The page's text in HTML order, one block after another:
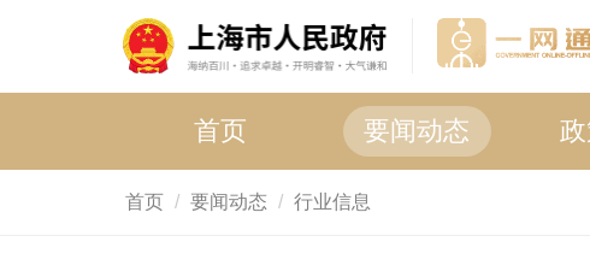
首页 要闻动态
首页 要闻动态 行业信息